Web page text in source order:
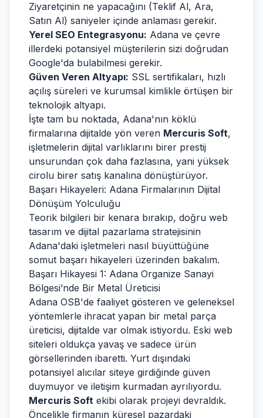
Ziyaretçinin ne yapacağını (Teklif Al, Ara,
Satın Al) saniyeler içinde anlaması gerekir.
Yerel SEO Entegrasyonu: Adana ve çevre
illerdeki potansiyel müşterilerin sizi doğrudan
Google'da bulabilmesi gerekir.
Güven Veren Altyapı: SSL sertifikaları, hızlı
açılış süreleri ve kurumsal kimlikle örtüşen bir
teknolojik altyapı.
İşte tam bu noktada, Adana'nın köklü
firmalarına dijitalde yön veren Mercuris Soft,
işletmelerin dijital varlıklarını birer prestij
unsurundan çok daha fazlasına, yani yüksek
cirolu birer satış kanalına dönüştürüyor.
Başarı Hikayeleri: Adana Firmalarının Dijital
Dönüşüm Yolculuğu
Teorik bilgileri bir kenara bırakıp, doğru web
tasarım ve dijital pazarlama stratejisinin
Adana'daki işletmeleri nasıl büyüttüğüne
somut başarı hikayeleri üzerinden bakalım.
Başarı Hikayesi 1: Adana Organize Sanayi
Bölgesi’nde Bir Metal Üreticisi
Adana OSB'de faaliyet gösteren ve geleneksel
yöntemlerle ihracat yapan bir metal parça
üreticisi, dijitalde var olmak istiyordu. Eski web
siteleri oldukça yavaş ve sadece ürün
görsellerinden ibaretti. Yurt dışındaki
potansiyel alıcılar siteye girdiğinde güven
duymuyor ve iletişim kurmadan ayrılıyordu.
Mercuris Soft ekibi olarak projeyi devraldık.
Öncelikle firmanın küresel pazardaki